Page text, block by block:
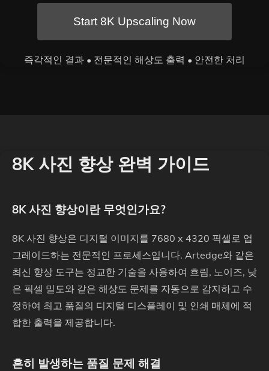
Start 8K Upscaling Now
즉각적인 결과 • 전문적인 해상도 출력 • 안전한 처리
8K 사진 향상 완벽 가이드
8K 사진 향상이란 무엇인가요?
8K 사진 향상은 디지털 이미지를 7680 x 4320 픽셀로 업
그레이드하는 전문적인 프로세스입니다. Artedge와 같은
최신 향상 도구는 정교한 기술을 사용하여 흐림, 노이즈, 낮
은 픽셀 밀도와 같은 해상도 문제를 자동으로 감지하고 수
정하여 최고 품질의 디지털 디스플레이 및 인쇄 매체에 적
합한 출력을 제공합니다.
흔히 발생하는 품질 문제 해결